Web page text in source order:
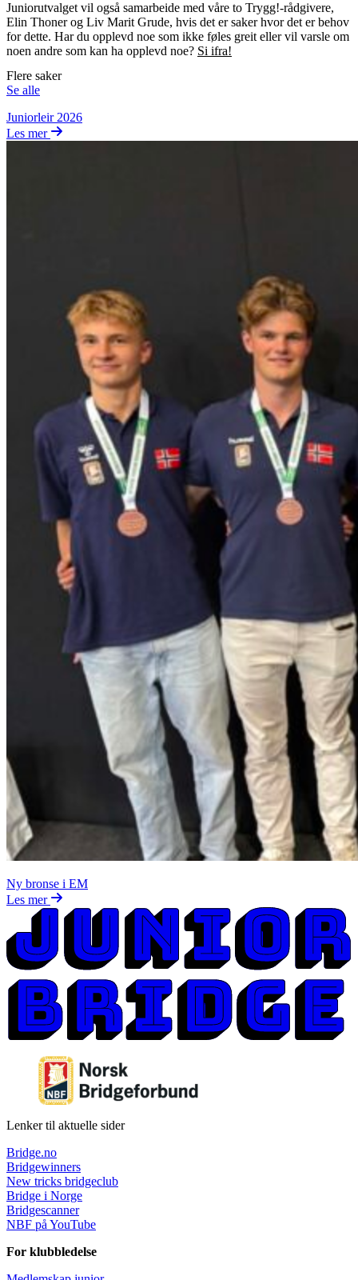
Juniorutvalget vil også samarbeide med våre to Trygg!-rådgivere,
Elin Thoner og Liv Marit Grude, hvis det er saker hvor det er behov
for dette. Har du opplevd noe som ikke føles greit eller vil varsle om
noen andre som kan ha opplevd noe? Si ifra!
Flere saker
Se alle
Juniorleir 2026
Les mer
Ny bronse i EM
Les mer
Lenker til aktuelle sider
Bridge.no
Bridgewinners
New tricks bridgeclub
Bridge i Norge
Bridgescanner
NBF på YouTube
For klubbledelse